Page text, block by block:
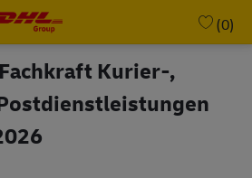
to main content
(0)
Kurier-,